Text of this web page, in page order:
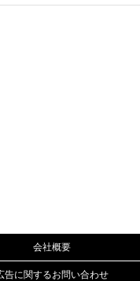
会社概要
告に関するお問い合わせ